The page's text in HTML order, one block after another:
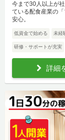
今まで30人以上が
ている配食産業の
安心。
低資金で始める 未経
研修・サポートが充実
詳細